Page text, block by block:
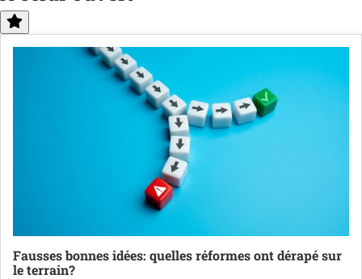
Fausses bonnes idées: quelles réformes ont dérapé sur
le terrain?